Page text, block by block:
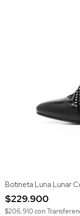
Botineta Luna Lunar
$229.900
$206.910 con